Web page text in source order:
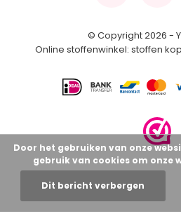
© Copyright 2026 -
Online stoffenwinkel: stoffen
Door het gebruiken van onze
gebruik van cookies om onze
Dit bericht verbergen